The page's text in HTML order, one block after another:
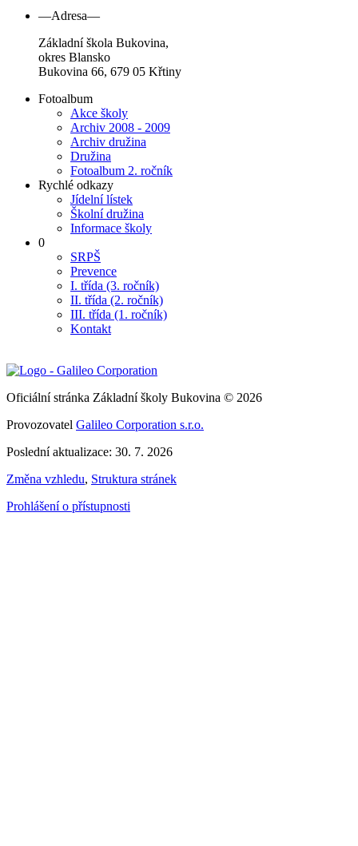
—Adresa—
Základní škola Bukovina,
okres Blansko
Bukovina 66, 679 05 Křtiny
Fotoalbum
Akce školy
Archiv 2008 - 2009
Archiv družina
Družina
Fotoalbum 2. ročník
Rychlé odkazy
Jídelní lístek
Školní družina
Informace školy
0
SRPŠ
Prevence
I. třída (3. ročník)
II. třída (2. ročník)
III. třída (1. ročník)
Kontakt
Oficiální stránka Základní školy Bukovina © 2026
Provozovatel Galileo Corporation s.r.o.
Poslední aktualizace: 30. 7. 2026
Změna vzhledu, Struktura stránek
Prohlášení o přístupnosti